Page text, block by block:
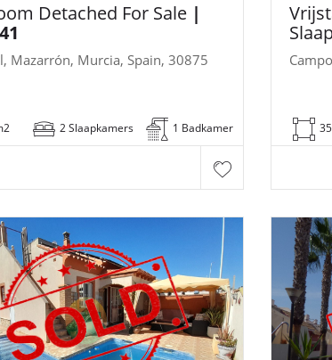
Detached For Sale |
Mazarrón, Murcia, Spain, 30875
2 Slaapkamers 1 Badkamer